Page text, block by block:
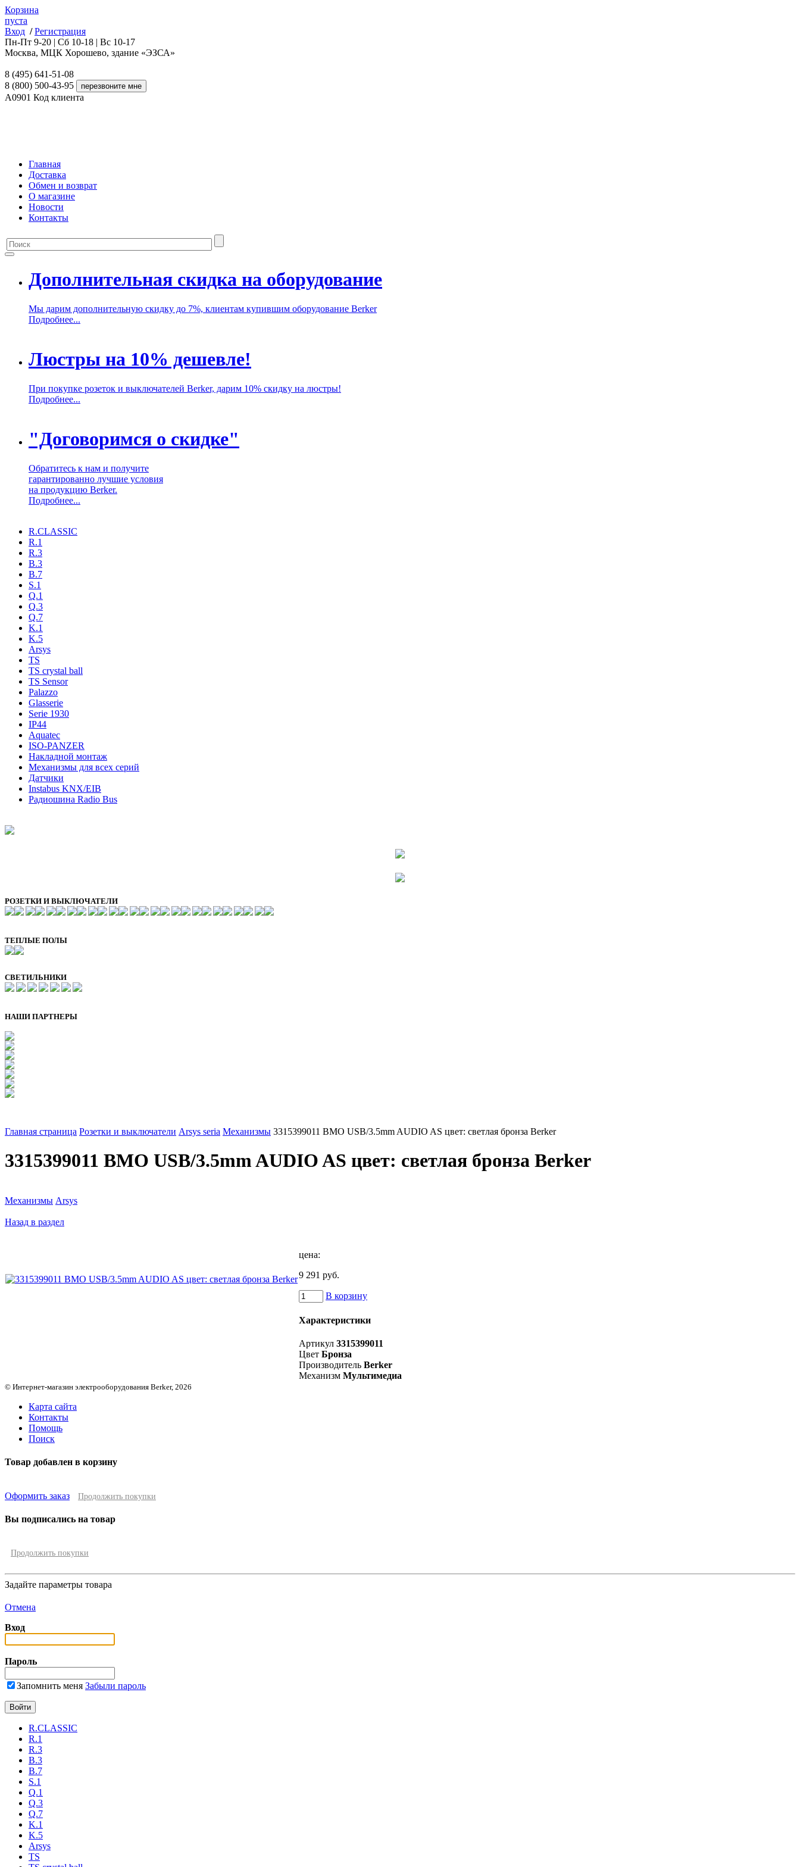
Корзина
пуста
Вход / Регистрация
Пн-Пт 9-20 | Сб 10-18 | Вс 10-17
Москва, МЦК Хорошево, здание «ЭЗСА»
8 (495) 641-51-08
8 (800) 500-43-95
A0901 Код клиента
Главная
Доставка
Обмен и возврат
О магазине
Новости
Контакты
Дополнительная скидка на оборудование
Мы дарим дополнительную скидку до 7%, клиентам купившим оборудование Berker
Подробнее...
Люстры на 10% дешевле!
При покупке розеток и выключателей Berker, дарим 10% скидку на люстры!
Подробнее...
"Договоримся о скидке"
Обратитесь к нам и получите
гарантированно лучшие условия
на продукцию Berker.
Подробнее...
R.CLASSIC
R.1
R.3
B.3
B.7
S.1
Q.1
Q.3
Q.7
K.1
K.5
Arsys
TS
TS crystal ball
TS Sensor
Palazzo
Glasserie
Serie 1930
IP44
Aquatec
ISO-PANZER
Накладной монтаж
Механизмы для всех серий
Датчики
Instabus KNX/EIB
Радиошина Radio Bus
РОЗЕТКИ И ВЫКЛЮЧАТЕЛИ
ТЕПЛЫЕ ПОЛЫ
СВЕТИЛЬНИКИ
НАШИ ПАРТНЕРЫ
Главная страница Розетки и выключатели Arsys seria Механизмы 3315399011 BMO USB/3.5mm AUDIO AS цвет: светлая бронза Berker
3315399011 BMO USB/3.5mm AUDIO AS цвет: светлая бронза Berker
Механизмы Arsys
Назад в раздел
цена:
9 291 руб.
В корзину
Характеристики
Артикул 3315399011
Цвет Бронза
Производитель Berker
Механизм Мультимедиа
© Интернет-магазин электрооборудования Berker, 2026
Карта сайта
Контакты
Помощь
Поиск
Товар добавлен в корзину
Оформить заказ Продолжить покупки
Вы подписались на товар
Продолжить покупки
Задайте параметры товара
Отмена
Вход
Пароль
Запомнить меня Забыли пароль
R.CLASSIC
R.1
R.3
B.3
B.7
S.1
Q.1
Q.3
Q.7
K.1
K.5
Arsys
TS